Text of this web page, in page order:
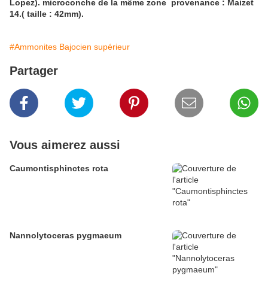
Lopez). microconche de la même zone provenance : Maizet
14.( taille : 42mm).
#Ammonites Bajocien supérieur
Partager
Vous aimerez aussi
Caumontisphinctes rota
Nannolytoceras pygmaeum